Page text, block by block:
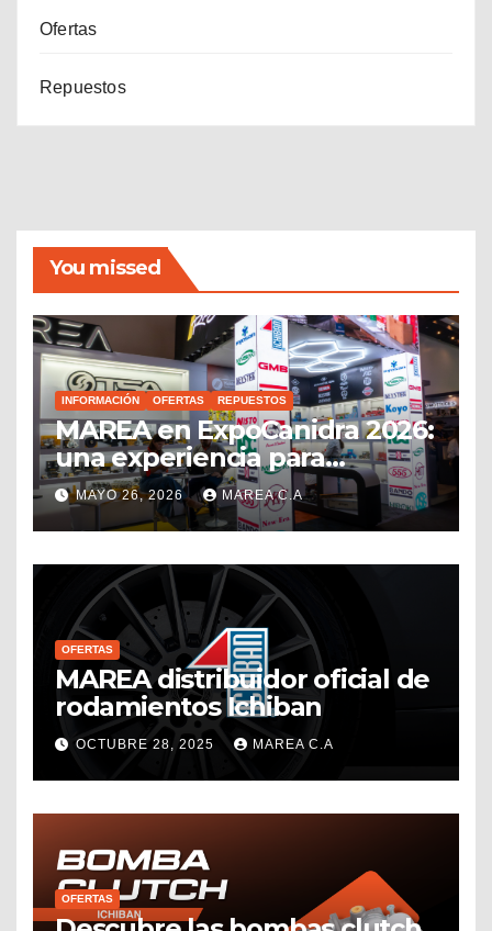
Ofertas
Repuestos
You missed
INFORMACIÓN OFERTAS REPUESTOS
MAREA en ExpoCanidra 2026:
una experiencia para
conectar, crecer y seguir
impulsando el sector
repuestero venezolano
MAYO 26, 2026 MAREA C.A
OFERTAS
MAREA distribuidor oficial de
rodamientos Ichiban
OCTUBRE 28, 2025 MAREA C.A
OFERTAS